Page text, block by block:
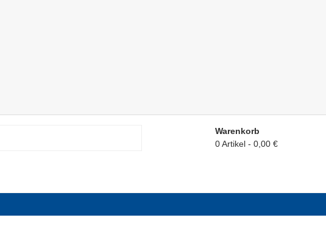
Warenkorb
0 Artikel
0,00 €